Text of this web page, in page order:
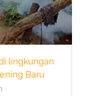
lingkungan
Baru